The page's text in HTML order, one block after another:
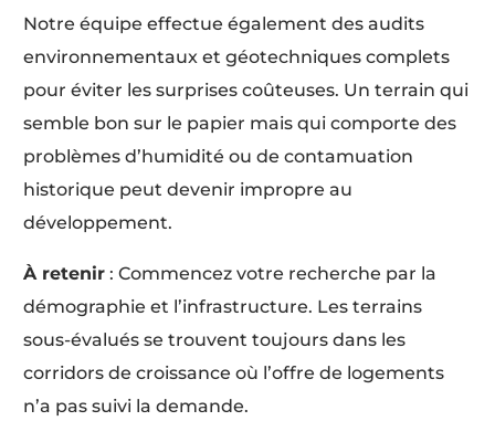
Notre équipe effectue également des audits
environnementaux et géotechniques complets
pour éviter les surprises coûteuses. Un terrain qui
semble bon sur le papier mais qui comporte des
problèmes d’humidité ou de contamuation
historique peut devenir impropre au
développement.
À retenir : Commencez votre recherche par la
démographie et l’infrastructure. Les terrains
sous-évalués se trouvent toujours dans les
corridors de croissance où l’offre de logements
n’a pas suivi la demande.